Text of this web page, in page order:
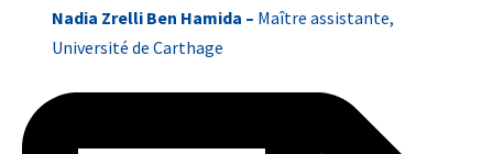
Nadia Zrelli Ben Hamida – Maître assistante,
Université de Carthage